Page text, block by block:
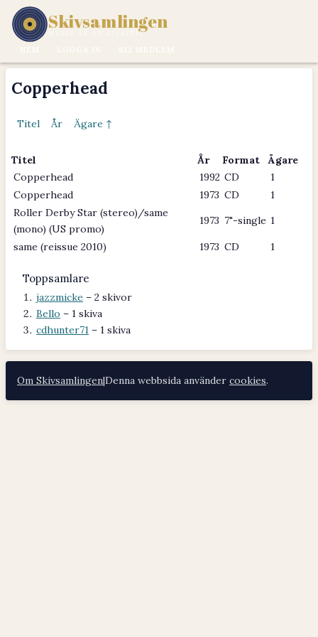
Skivsamlingen
MUSIK ÄR EN LIVSSTIL.
Copperhead
Titel År Ägare ↑
Titel År Format
Ägare
Copperhead
1992 CD
1
Copperhead
1973 CD
1
Roller Derby Star (stereo)/same
(mono) (US promo)
1973 7"-single 1
same (reissue 2010) 1973 CD 1
Toppsamlare
jazzmicke – 2 skivor
Bello – 1 skiva
cdhunter71 – 1 skiva
Om Skivsamlingen|Denna webbsida använder cookies.